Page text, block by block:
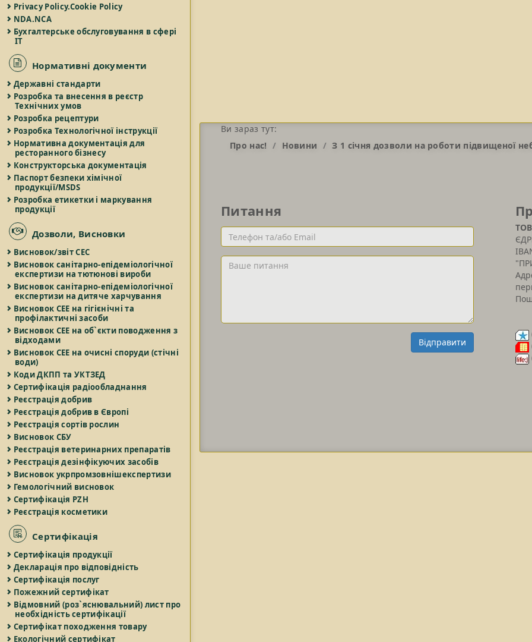
Privacy Policy.Cookie Policy
NDA.NCA
Бухгалтерське обслуговування в сфері
IT
Нормативні документи
Державні стандарти
Розробка та внесення в реєстр
Технічних умов
Розробка рецептури
Розробка Технологічної інструкції
Нормативна документація для
ресторанного бізнесу
Конструкторська документація
Паспорт безпеки хімічної
продукції/MSDS
Розробка етикетки і маркування
продукції
Дозволи, Висновки
Висновок/звіт СЕС
Висновок санітарно-епідеміологічної
експертизи на тютюнові вироби
Висновок санітарно-епідеміологічної
експертизи на дитяче харчування
Висновок СЕЕ на гігієнічні та
профілактичні засоби
Висновок СЕЕ на об`єкти поводження з
відходами
Висновок СЕЕ на очисні споруди (стічні
води)
Коди ДКПП та УКТЗЕД
Сертифікація радіообладнання
Реєстрація добрив
Реєстрація добрив в Європі
Реєстрація сортів рослин
Висновок СБУ
Реєстрація ветеринарних препаратів
Реєстрація дезінфікуючих засобів
Висновок укрпромзовнішекспертизи
Гемологічний висновок
Сертифікація PZH
Реєстрація косметики
Сертифікація
Сертифікація продукції
Декларація про відповідність
Сертифікація послуг
Пожежний сертифікат
Відмовний (роз`яснювальний) лист про
необхідність сертифікації
Сертифікат походження товару
Екологічний сертифікат
Ви зараз тут:
Про нас!
Новини З 1 січня дозволи на роботи підвищеної
Питання
Телефон
та/
або
Email
Ваше
питання
Відправити